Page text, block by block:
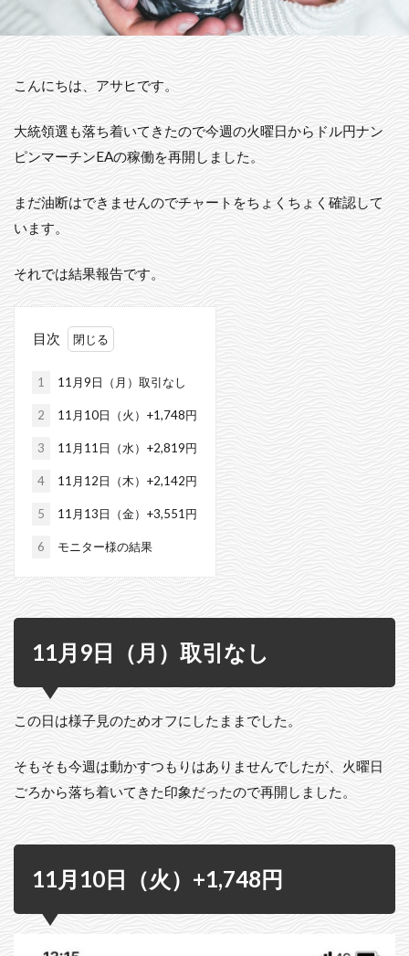
こんにちは、アサヒです。
大統領選も落ち着いてきたので今週の火曜日からドル円ナン
ピンマーチンEAの稼働を再開しました。
まだ油断はできませんのでチャートをちょくちょく確認して
います。
それでは結果報告です。
目次
1 11月9日（月）取引なし
2 11月10日（火）+1,748円
3 11月11日（水）+2,819円
4 11月12日（木）+2,142円
5 11月13日（金）+3,551円
6 モニター様の結果
11月9日（月）取引なし
この日は様子見のためオフにしたままでした。
そもそも今週は動かすつもりはありませんでしたが、火曜日
ごろから落ち着いてきた印象だったので再開しました。
11月10日（火）+1,748円